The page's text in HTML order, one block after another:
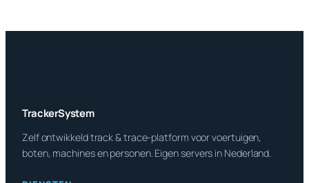
TrackerSystem
Zelf ontwikkeld track & trace-platform voor voertuigen,
boten, machines en personen. Eigen servers in Nederland.